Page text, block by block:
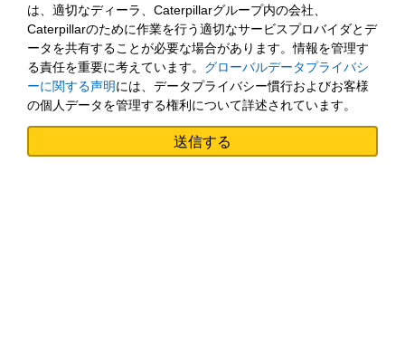
は、適切なディーラ、Caterpillarグループ内の会社、
Caterpillarのために作業を行う適切なサービスプロバイダとデ
ータを共有することが必要な場合があります。情報を管理す
る責任を重要に考えています。 グローバルデータプライバシ
ーに関する声明には、データプライバシー慣行およびお客様
の個人データを管理する権利について詳述されています。